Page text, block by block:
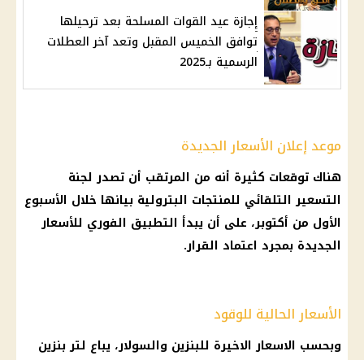
إجازة عيد القوات المسلحة بعد ترحيلها
توافق الخميس المقبل وتعد آخر العطلات
الرسمية بـ2025
موعد إعلان الأسعار الجديدة
هناك توقعات كثيرة أنه من المرتقب أن تصدرلجنة
التسعير التلقائي للمنتجات البترولية بيانها خلال الأسبوع
الأول من أكتوبر، على أن يبدأ التطبيق الفوري للأسعار
الجديدة بمجرد اعتماد القرار.
الأسعار الحالية للوقود
وبحسب الاسعارالاخيرة للبنزين والسولار، يباع لتربنزين